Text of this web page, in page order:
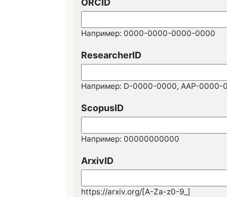
ORCID
Например: 0000-0000-0000-0000
ResearcherID
Например: D-0000-0000, AAP-0000-
ScopusID
Например: 00000000000
ArxivID
https://arxiv.org/[A-Za-z0-9_]